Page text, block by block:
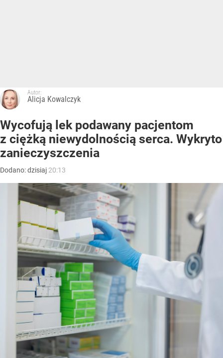
Autor:
Alicja Kowalczyk
Wycofują lek podawany pacjentom
z ciężką niewydolnością serca. Wykryto
zanieczyszczenia
Dodano:dzisiaj 20:13